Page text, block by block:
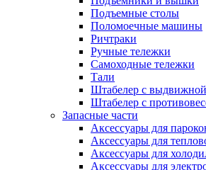
Подъемные столы
Поломоечные машины
Ричтраки
Ручные тележки
Самоходные тележки
Тали
Штабелер с
Штабелер с
Запасные части
Аксессуары для
Аксессуары для
Аксессуары для
Аксессуары для